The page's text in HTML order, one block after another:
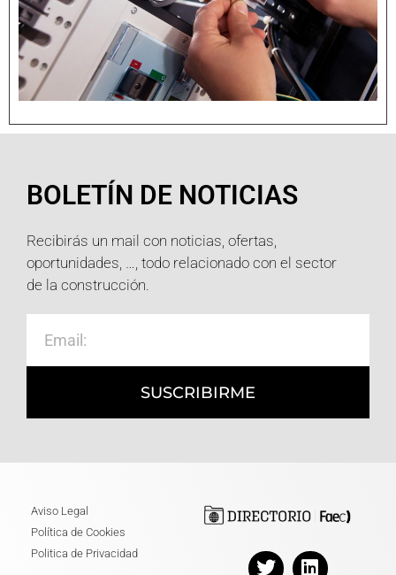
BOLETÍN DE NOTICIAS
Recibirás un mail con noticias, ofertas,
oportunidades, …, todo relacionado con el sector
de la construcción.
SUSCRIBIRME
Aviso Legal
Política de Cookies
Politica de Privacidad